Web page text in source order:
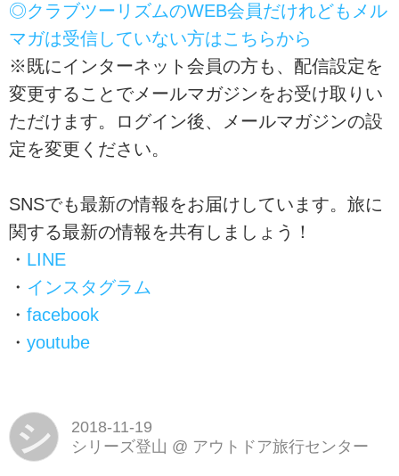
◎クラブツーリズムのWEB会員だけれどもメル
マガは受信していない方はこちらから
※既にインターネット会員の方も、配信設定を
変更することでメールマガジンをお受け取りい
ただけます。ログイン後、メールマガジンの設
定を変更ください。
SNSでも最新の情報をお届けしています。旅に
関する最新の情報を共有しましょう！
・ LINE
・ インスタグラム
・ facebook
・ youtube
シ
2018-11-19
シリーズ登山 @ アウトドア旅行センター